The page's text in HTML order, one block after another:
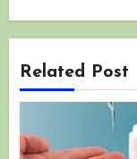
Related Post